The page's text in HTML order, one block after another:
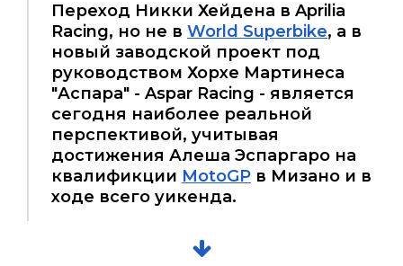
Переход Никки Хейдена в Aprilia
Racing, но не в World Superbike, а в
новый заводской проект под
руководством Хорхе Мартинеса
"Аспара" - Aspar Racing - является
сегодня наиболее реальной
перспективой, учитывая
достижения Алеша Эспаргаро на
квалификции MotoGP в Мизано и в
ходе всего уикенда.